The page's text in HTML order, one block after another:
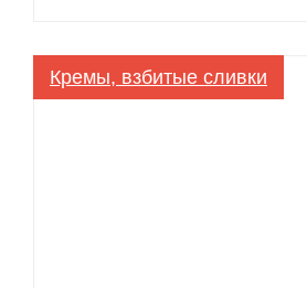
Кремы, взбитые сливки